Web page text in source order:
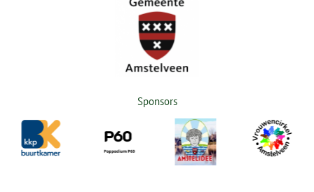
Sponsors